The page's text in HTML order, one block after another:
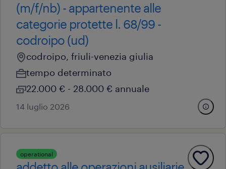
(m/f/nb) - appartenente alle
categorie protette l. 68/99 -
codroipo (ud)
codroipo, friuli-venezia giulia
tempo determinato
22.000 € - 28.000 € annuale
14 luglio 2026
operational